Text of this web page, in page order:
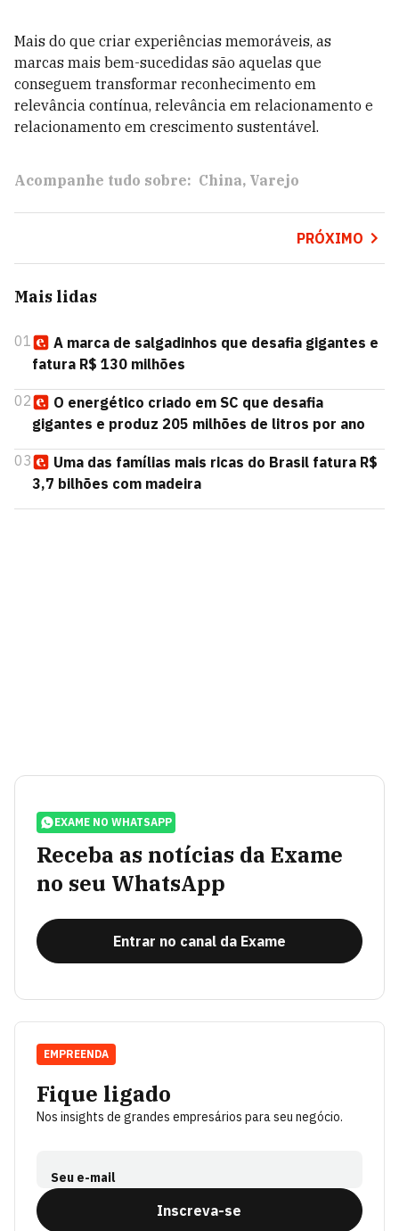
Mais do que criar experiências memoráveis, as
marcas mais bem-sucedidas são aquelas que
conseguem transformar reconhecimento em
relevância contínua, relevância em relacionamento e
relacionamento em crescimento sustentável.
Acompanhe tudo sobre: China Varejo
PRÓXIMO
Mais lidas
01
A marca de salgadinhos que desafia gigantes e
fatura R$ 130 milhões
02
O energético criado em SC que desafia
gigantes e produz 205 milhões de litros por ano
03
Uma das famílias mais ricas do Brasil fatura R$
3,7 bilhões com madeira
EXAME NO WHATSAPP
Receba as notícias da Exame
no seu WhatsApp
Entrar no canal da Exame
Fique ligado
Nos insights de grandes empresários para seu negócio.
Seu e-mail
Inscreva-se
EMPREENDA